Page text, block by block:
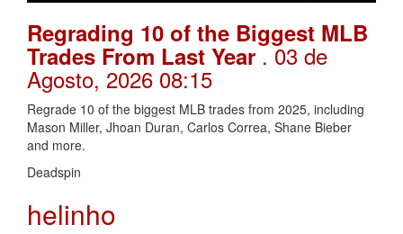
Regrading 10 of the Biggest MLB
Trades From Last Year. 03 de
Agosto, 2026 08:15
Regrade 10 of the biggest MLB trades from 2025, including
Mason Miller, Jhoan Duran, Carlos Correa, Shane Bieber
and more.
Deadspin
helinho